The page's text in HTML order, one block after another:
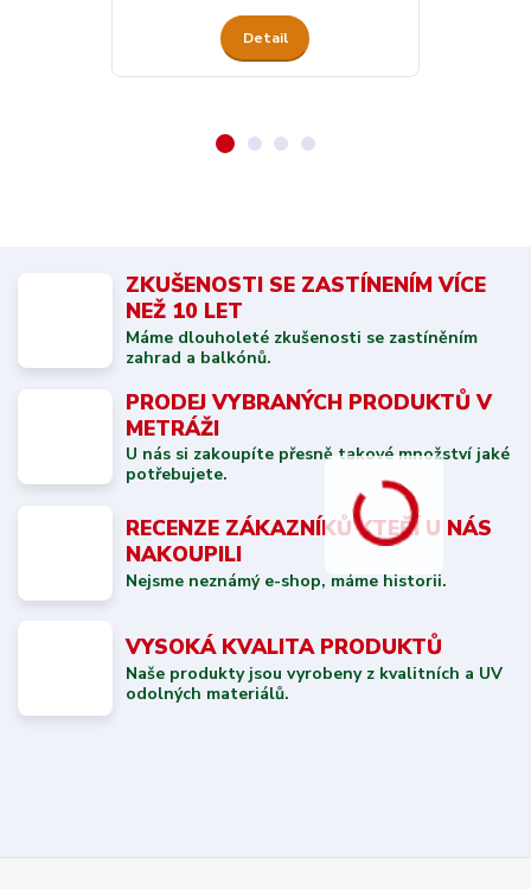
Detail
ZKUŠENOSTI SE ZASTÍNENÍM VÍCE
NEŽ 10 LET
Máme dlouholeté zkušenosti se zastíněním
zahrad a balkónů.
PRODEJ VYBRANÝCH PRODUKTŮ V
METRÁŽI
U nás si zakoupíte přesně takové množství jaké
potřebujete.
RECENZE ZÁKAZNÍKŮ KTEŘÍ U NÁS
NAKOUPILI
Nejsme neznámý e-shop, máme historii.
VYSOKÁ KVALITA PRODUKTŮ
Naše produkty jsou vyrobeny z kvalitních a UV
odolných materiálů.